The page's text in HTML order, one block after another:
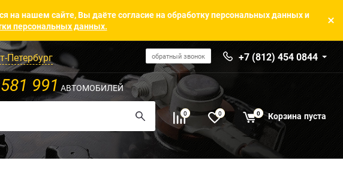
нашем сайте, Вы даёте согласие на обработку персональных данных и
персональных данных.
Петербург обратный звонок +7 (812) 454 0844
991 АВТОМОБИЛЕЙ
0 0 0 Корзина пуста